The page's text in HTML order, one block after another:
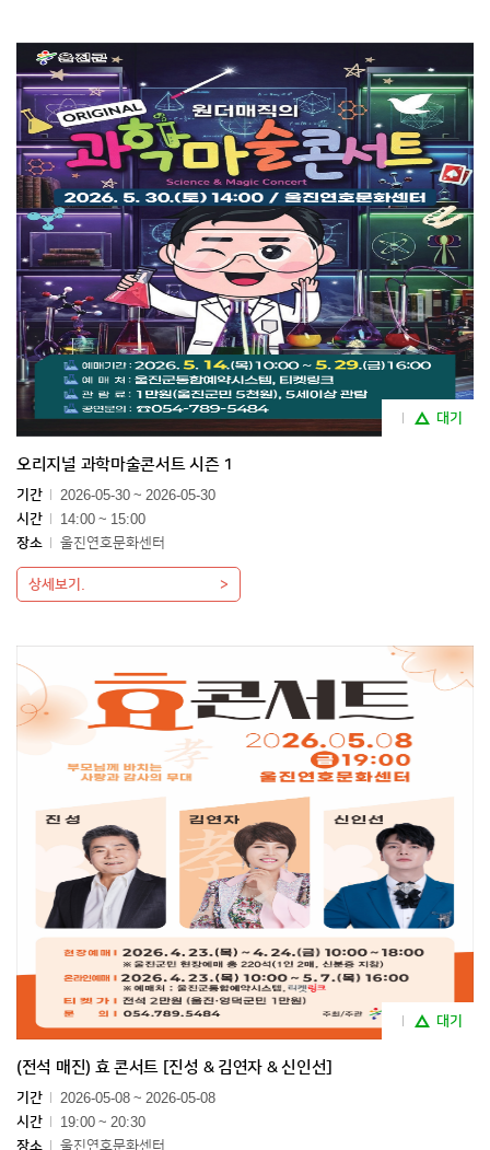
대기
오리지널 과학마술콘서트 시즌 1
기간
2026-05-30 ~ 2026-05-30
시간
14:00 ~ 15:00
장소
울진연호문화센터
상세보기.
대기
(전석 매진) 효 콘서트 [진성 & 김연자 & 신인선]
기간
2026-05-08 ~ 2026-05-08
시간
19:00 ~ 20:30
장소
울진연호문화센터